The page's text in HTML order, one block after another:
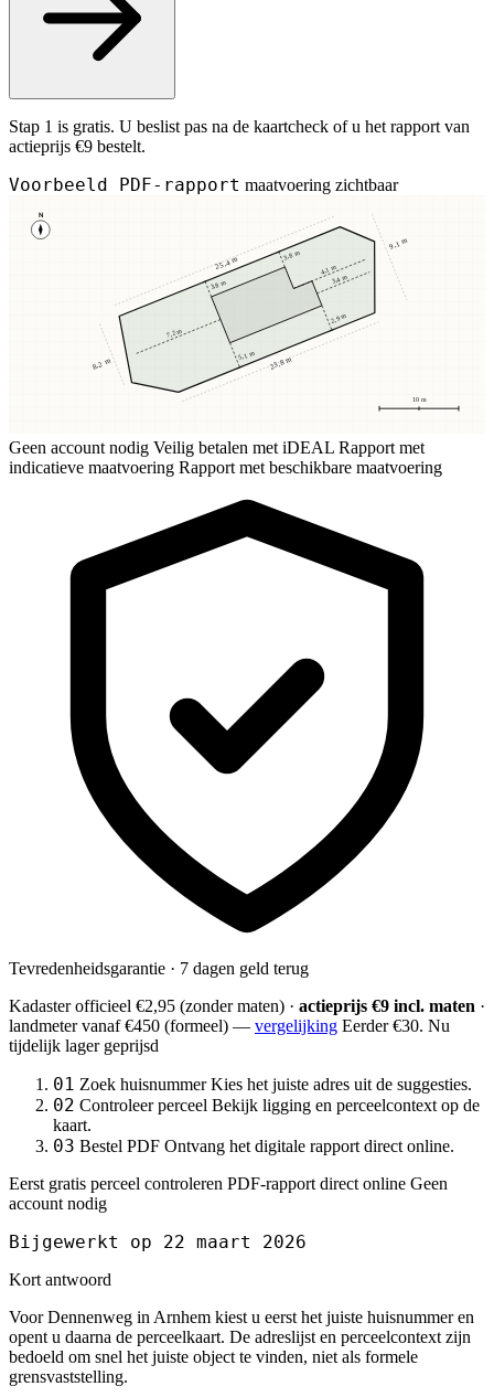
Stap 1 is gratis. U beslist pas na de kaartcheck of u het rapport van
actieprijs €9 bestelt.
Voorbeeld PDF-rapport maatvoering zichtbaar
N
10 m
3,8 m
3,8 m
5,1 m
2,9 m
7,2 m
3,4 m
4,1 m
25,4 m
23,8 m
8,2 m
9,1 m
Geen account nodig Veilig betalen met iDEAL Rapport met
indicatieve maatvoering Rapport met beschikbare maatvoering
Tevredenheidsgarantie · 7 dagen geld terug
Kadaster officieel €2,95 (zonder maten) · actieprijs €9 incl. maten ·
landmetervanaf €450 (formeel) — vergelijking Eerder €30. Nu
tijdelijk lager geprijsd
01 Zoek huisnummer Kies het juiste adres uit de suggesties.
02 Controleer perceel Bekijk ligging en perceelcontext op de
kaart.
03 Bestel PDF Ontvang het digitale rapport direct online.
Eerst gratis perceel controleren PDF-rapport direct online Geen
account nodig
Bijgewerkt op 22 maart 2026
Kort antwoord
Voor Dennenweg in Arnhem kiest u eerst het juiste huisnummer en
opent u daarna de perceelkaart. De adreslijst en perceelcontext zijn
bedoeld om snel het juiste object te vinden, niet als formele
grensvaststelling.